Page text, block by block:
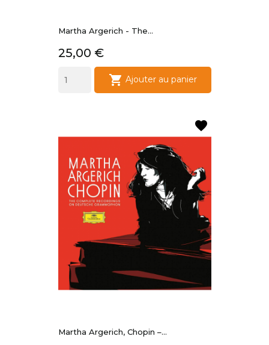
Martha Argerich - The...
Prix
25,00 €
 Ajouter au panier
Martha Argerich, Chopin –...
favorite